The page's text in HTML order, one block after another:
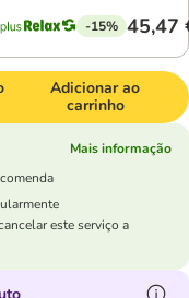
-15% 45,47
Adicionar ao
carrinho
Mais informação
este serviço a